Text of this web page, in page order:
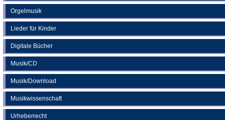
Orgelmusik
Lieder für Kinder
Digitale Bücher
Musik/CD
Musik/Download
Musikwissenschaft
Urheberrecht